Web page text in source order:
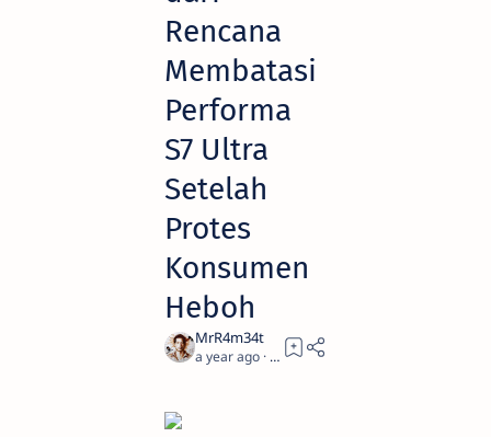
Rencana
Membatasi
Performa
S7 Ultra
Setelah
Protes
Konsumen
Heboh
a year ago 2